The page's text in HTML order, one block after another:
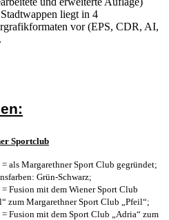
Stadtwappen liegt in 4
vor (EPS, CDR, AI,
Sportclub
= als Margarethner Sport Club gegründet;
Grün-Schwarz;
= Fusion mit dem Wiener Sport Club
zum Margarethner Sport Club „Pfeil“;
= Fusion mit dem Sport Club „Adria“ zum